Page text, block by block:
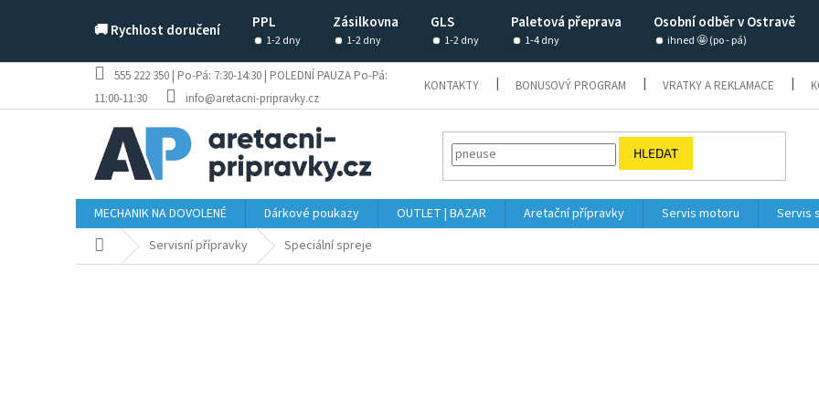
🚚 Rychlost doručení PPL Zásilkovna GLS Paletová přeprava Osobní odběr v Ostravě
1-2 dny 1-2 dny 1-2 dny 1-4 dny ihned 🤩 (po - pá)
555 222 350 | Po-Pá: 7:30-14:30 | POLEDNÍ PAUZA Po-Pá:
11:00-11:30
info@aretacni-pripravky.cz
KONTAKTY BONUSOVÝ PROGRAM VRATKY A REKLAMACE
HLEDAT
MECHANIK NA DOVOLENÉ Dárkové poukazy OUTLET | BAZAR Aretační přípravky Servis motoru Servis
Domů Servisní přípravky Speciální spreje